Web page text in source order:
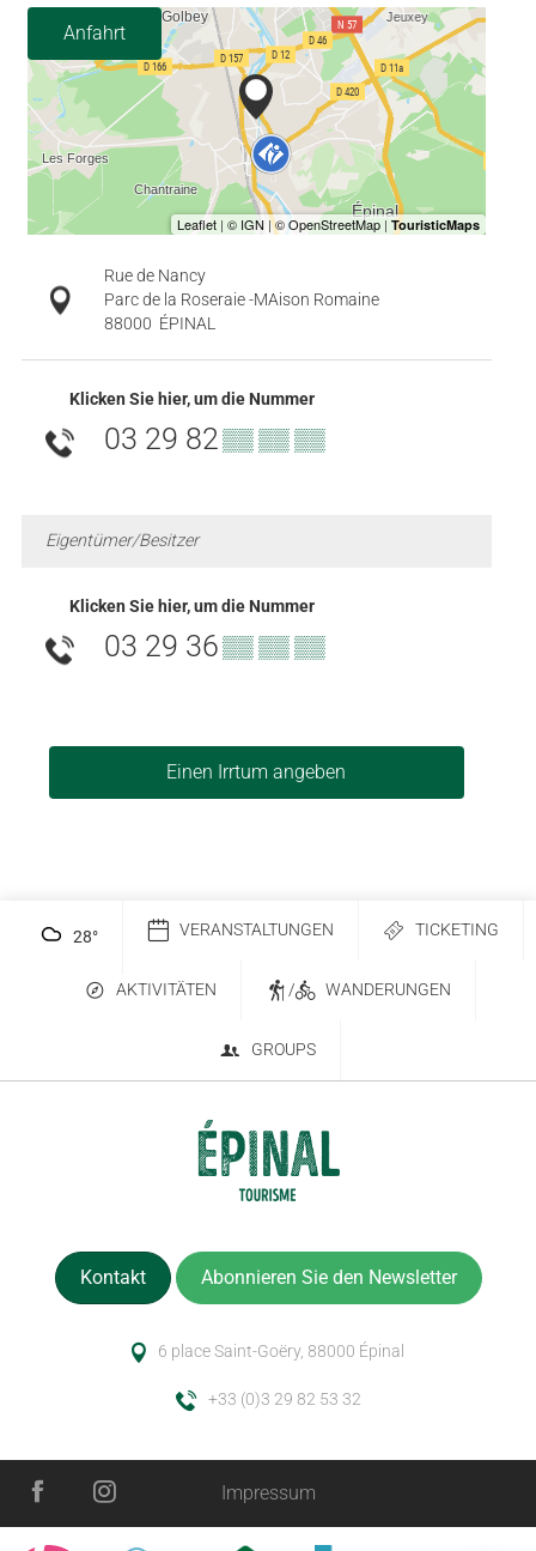
Zeitplan
Anfahrt
Rue de Nancy
Parc de la Roseraie -MAison Romaine
88000 ÉPINAL
Klicken Sie hier, um die Nummer
03 29 82▒▒ ▒▒ ▒▒
Eigentümer/Besitzer
Klicken Sie hier, um die Nummer
03 29 36▒▒ ▒▒ ▒▒
Einen Irrtum angeben
28° VERANSTALTUNGEN TICKETING
AKTIVITÄTEN / WANDERUNGEN
GROUPS
Kontakt Abonnieren Sie den Newsletter
6 place Saint-Goëry, 88000 Épinal
+33 (0)3 29 82 53 32
Impressum